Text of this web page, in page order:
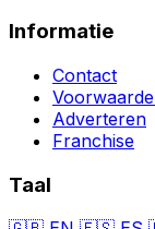
Informatie
Contact
Adverteren
Franchise
Taal